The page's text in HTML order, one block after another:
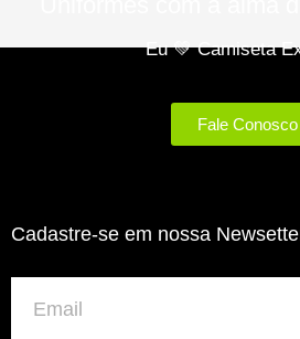
Eu 💚 Camiseta
Fale Conosco
Cadastre-se em nossa